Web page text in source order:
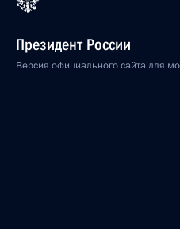
Президент России
Версия официального сайта для